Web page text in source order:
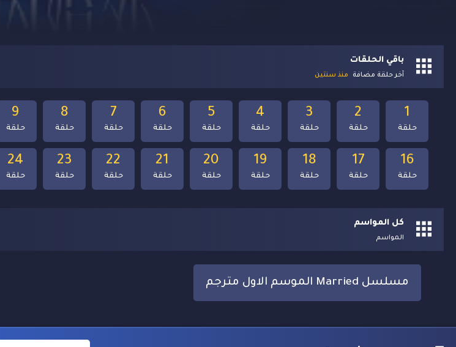
باقي الحلقات
آخر حلقة مضافة منذ سنتين
24
حلقة
23
حلقة
22
حلقة
21
حلقة
20
حلقة
19
حلقة
18
حلقة
17
حلقة
16
حلقة
9
حلقة
8
حلقة
7
حلقة
6
حلقة
5
حلقة
4
حلقة
3
حلقة
2
حلقة
1
حلقة
كل المواسم
المواسم
مسلسل Married الموسم الاول مترجم